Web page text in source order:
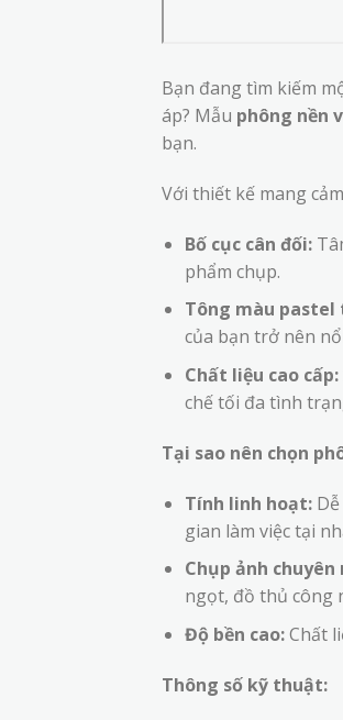
Bạn đang tìm kiếm
áp? Mẫu phông nền
bạn.
Với thiết kế mang
Bố cục cân đối:
phẩm chụp.
Tông màu pastel
của bạn trở nên
Chất liệu cao cấp:
chế tối đa tình
Tại sao nên chọn
Tính linh hoạt:Dễ
gian làm việc tại
Chụp ảnh chuyên
ngọt, đồ thủ công
Độ bền cao:Chất
Thông số kỹ thuật: